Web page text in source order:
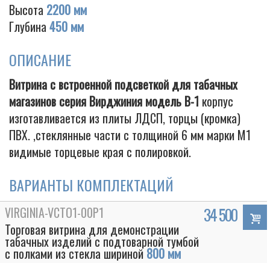
Cigarette
Высота 2200 мм
Глубина 450 мм
ОПИСАНИЕ
Витрина c встроенной подсветкой для табачных
магазинов серия Вирджиния модель В-1 корпус
изготавливается из плиты ЛДСП, торцы (кромка)
ПВХ. ,стеклянные части с толщиной 6 мм марки М1
видимые торцевые края с полировкой.
ВАРИАНТЫ КОМПЛЕКТАЦИЙ
VIRGINIA-VCTO1-00P1
Торговая витрина для демонстрации
табачных изделий с подтоварной тумбой
с полками из стекла шириной800 мм
34 500